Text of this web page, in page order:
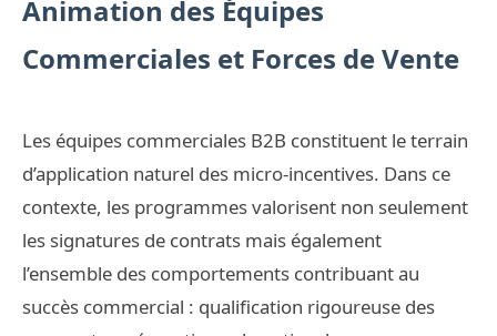
Animation des Équipes
Commerciales et Forces de Vente
Les équipes commerciales B2B constituent le terrain
d’application naturel des micro-incentives. Dans ce
contexte, les programmes valorisent non seulement
les signatures de contrats mais également
l’ensemble des comportements contribuant au
succès commercial : qualification rigoureuse des